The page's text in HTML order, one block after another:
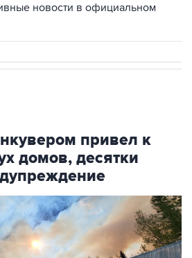
новости в официальном
привел к
домов, десятки